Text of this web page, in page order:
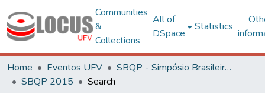
Communities
&
Collections
All of
DSpace
Statistics
Home Eventos UFV
SBQP - Simpósio Brasileiro de Qualidade do Projeto no Ambiente Construído
SBQP 2015
Search